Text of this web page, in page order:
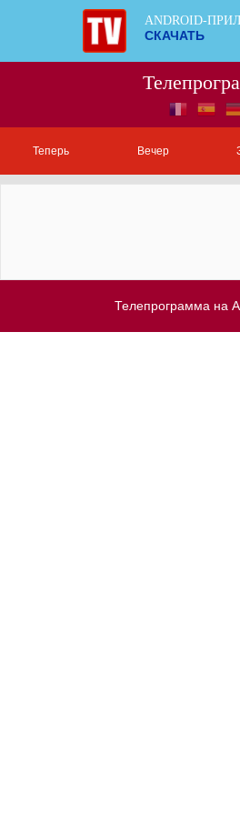
ANDROID-
СКАЧАТЬ
Теперь Вечер
Телепрограмма на